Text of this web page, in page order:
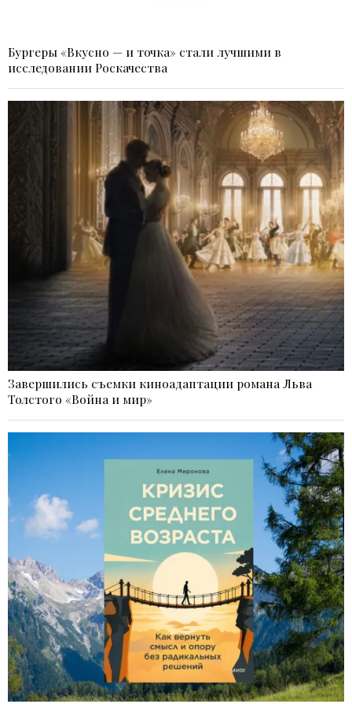
Бургеры «Вкусно — и точка» стали лучшими в
исследовании Роскачества
Завершились съемки киноадаптации романа Льва
Толстого «Война и мир»